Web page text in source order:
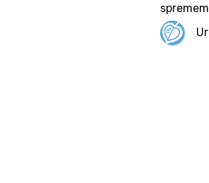
ki ga je